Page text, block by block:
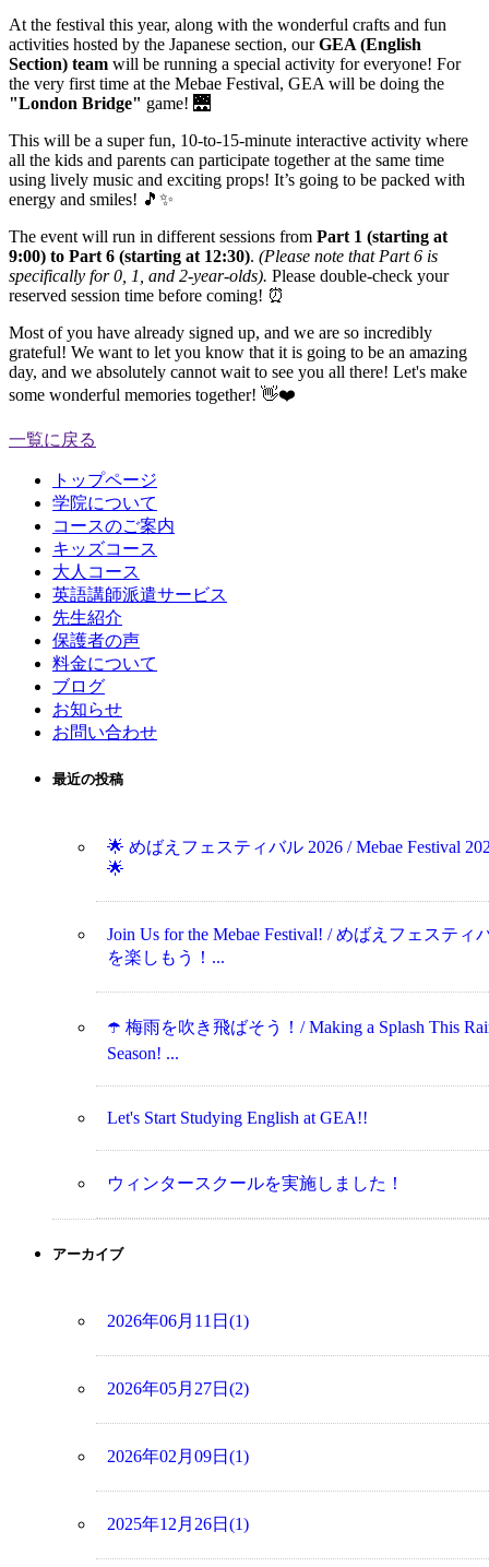
At the festival this year, along with the wonderful crafts and fun
activities hosted by the Japanese section, ourGEA (English
Section) team will be running a special activity for everyone! For
the very first time at the Mebae Festival, GEA will be doing the
"London Bridge" game! 🌉
This will be a super fun, 10-to-15-minute interactive activity where
all the kids and parents can participate together at the same time
using lively music and exciting props! It’s going to be packed with
energy and smiles! 🎵✨
The event will run in different sessions from Part 1 (starting at
9:00) to Part 6 (starting at 12:30). (Please note that Part 6 is
specifically for 0, 1, and 2-year-olds). Please double-check your
reserved session time before coming! ⏰
Most of you have already signed up, and we are so incredibly
grateful! We want to let you know that it is going to be an amazing
day, and we absolutely cannot wait to see you all there! Let's make
some wonderful memories together! 👋❤️
一覧に戻る
トップページ
学院について
コースのご案内
キッズコース
大人コース
英語講師派遣サービス
先生紹介
保護者の声
料金について
ブログ
お知らせ
お問い合わせ
最近の投稿
🌟 めばえフェスティバル 2026 / Mebae Festival
🌟
Join Us for the Mebae Festival! / めばえフェスティ
を楽しもう！...
☂️ 梅雨を吹き飛ばそう！/ Making a Splash This
Season! ...
Let's Start Studying English at GEA!!
ウィンタースクールを実施しました！
アーカイブ
2026年06月11日(1)
2026年05月27日(2)
2026年02月09日(1)
2025年12月26日(1)